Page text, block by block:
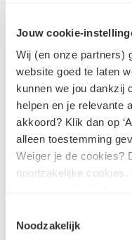
Jouw cookie-
Wij (en onze partners)
website goed te laten
kunnen we jou dankzij
helpen en je relevante
akkoord? Klik dan op
alleen toestemming
Weiger je de cookies?
noodzakelijke cookies.
Noodzakelijk
gemeld.
In geval van geringe
en/of kleur of in
niet het recht om af
artikel 3 lid 4 gelden
van het geleverde
leveranciers hiervan
Koper wordt geacht
levering door
van het